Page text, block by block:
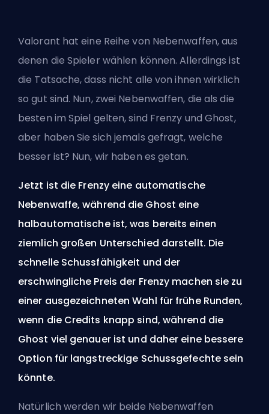
Valorant hat eine Reihe von Nebenwaffen, aus
denen die Spieler wählen können. Allerdings ist
die Tatsache, dass nicht alle von ihnen wirklich
so gut sind. Nun, zwei Nebenwaffen, die als die
besten im Spiel gelten, sind Frenzy und Ghost,
aber haben Sie sich jemals gefragt, welche
besser ist? Nun, wir haben es getan.
Jetzt ist die Frenzy eine automatische
Nebenwaffe, während die Ghost eine
halbautomatische ist, was bereits einen
ziemlich großen Unterschied darstellt. Die
schnelle Schussfähigkeit und der
erschwingliche Preis der Frenzy machen sie zu
einer ausgezeichneten Wahl für frühe Runden,
wenn die Credits knapp sind, während die
Ghost viel genauer ist und daher eine bessere
Option für langstreckige Schussgefechte sein
könnte.
Natürlich werden wir beide Nebenwaffen